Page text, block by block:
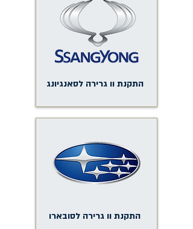
התקנת וו גרירה לסאנגיונג
התקנת וו גרירה לסובארו